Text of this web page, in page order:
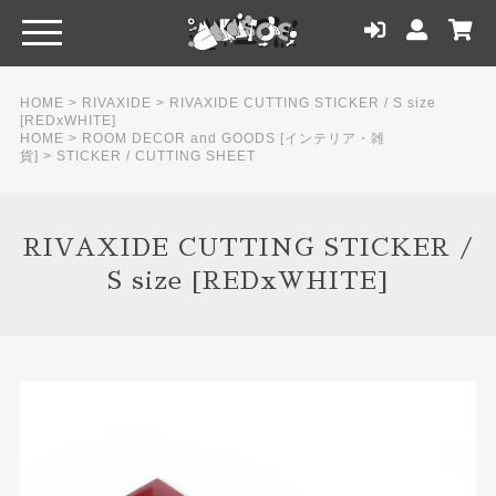
HOME > RIVAXIDE > RIVAXIDE CUTTING STICKER / S size
[REDxWHITE]
HOME > ROOM DECOR and GOODS [インテリア・雑
貨] > STICKER / CUTTING SHEET
RIVAXIDE CUTTING STICKER /
S size [REDxWHITE]